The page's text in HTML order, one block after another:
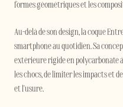
formes géométriques et les
Au-delà de son design, la coque
smartphone au quotidien. Sa
extérieure rigide en polycarbonate
les chocs, de limiter les impacts et
et l'usure.